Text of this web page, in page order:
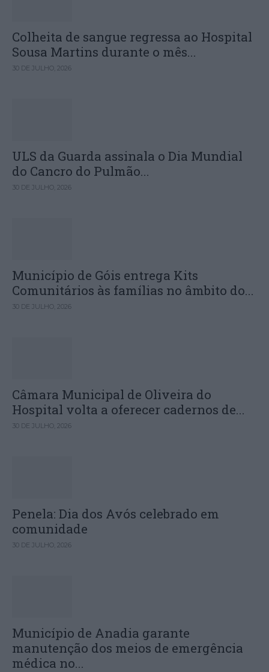
Colheita de sangue regressa ao Hospital
Sousa Martins durante o mês...
30 DE JULHO, 2026
ULS da Guarda assinala o Dia Mundial
do Cancro do Pulmão...
30 DE JULHO, 2026
Município de Góis entrega Kits
Comunitários às famílias no âmbito do...
30 DE JULHO, 2026
Câmara Municipal de Oliveira do
Hospital volta a oferecer cadernos de...
30 DE JULHO, 2026
Penela: Dia dos Avós celebrado em
comunidade
30 DE JULHO, 2026
Município de Anadia garante
manutenção dos meios de emergência
médica no...